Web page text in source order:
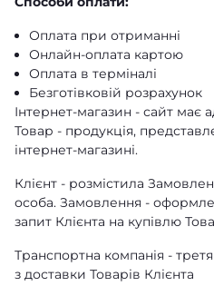
Оплата при отриманні
Онлайн-оплата картою
Оплата в терміналі
Безготівковій розрахунок
Інтернет-магазин - сайт має
Товар - продукція,
інтернет-магазині.
Клієнт - розмістила
особа. Замовлення -
запит Клієнта на купівлю
Транспортна компанія -
з доставки Товарів Клієнта